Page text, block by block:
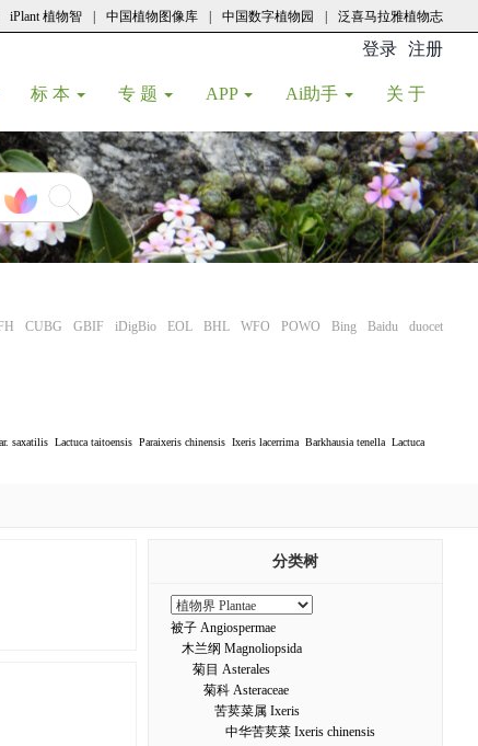
iPlant 植物智 中国植物图像库 中国数字植物园 泛喜马拉雅植物志
登录 注册
标 本 专 题 APP Ai助手 关 于
CUBG GBIF iDigBio EOL BHL WFO POWO Bing Baidu duocet
saxatilis Lactuca taitoensis Paraixeris chinensis Ixeris lacerrima Barkhausia tenella Lactuca
分类树
被子 Angiospermae
木兰纲 Magnoliopsida
菊目 Asterales
菊科 Asteraceae
苦荬菜属 Ixeris
中华苦荬菜 Ixeris chinensis